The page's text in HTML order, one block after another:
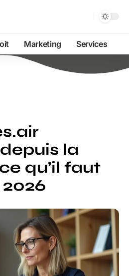
Marketing Services
la
qu’il faut